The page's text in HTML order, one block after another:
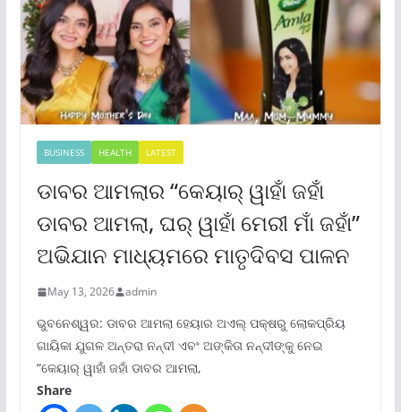
BUSINESS HEALTH LATEST
ଡାବର ଆମଲାର “କେୟାର୍ ୱାହାଁ ଜହାଁ
ଡାବର ଆମଲା, ଘର୍ ୱାହାଁ ମେରୀ ମାଁ ଜହାଁ”
ଅଭିଯାନ ମାଧ୍ୟମରେ ମାତୃଦିବସ ପାଳନ
May 13, 2026 admin
ଭୁବନେଶ୍ୱର: ଡାବର ଆମଲା ହେୟାର ଅଏଲ୍ ପକ୍ଷରୁ ଲୋକପ୍ରିୟ
ଗାୟିକା ଯୁଗଳ ଅନ୍ତରା ନନ୍ଦୀ ଏବଂ ଅଙ୍କିତା ନନ୍ଦୀଙ୍କୁ ନେଇ
“କେୟାର୍ ୱାହାଁ ଜହାଁ ଡାବର ଆମଲା,
Share